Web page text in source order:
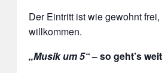
Der Eintritt ist wie gewohnt
willkommen.
„Musik um 5“– so geht’s